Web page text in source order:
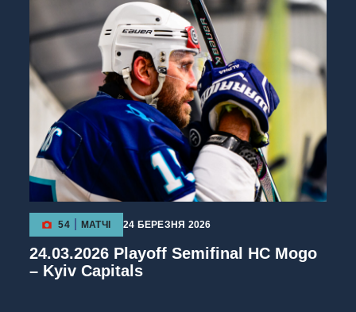
54 МАТЧІ 24 БЕРЕЗНЯ 2026
24.03.2026 Playoff Semifinal HC Mogo
– Kyiv Capitals